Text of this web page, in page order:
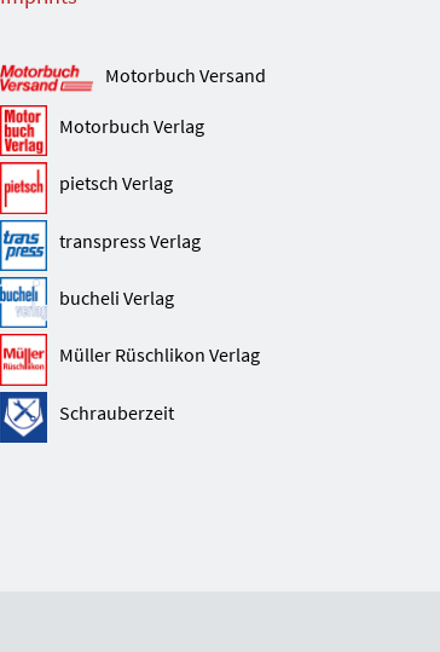
Motorbuch Versand
Motorbuch Verlag
pietsch Verlag
transpress Verlag
bucheli Verlag
Müller Rüschlikon Verlag
Schrauberzeit